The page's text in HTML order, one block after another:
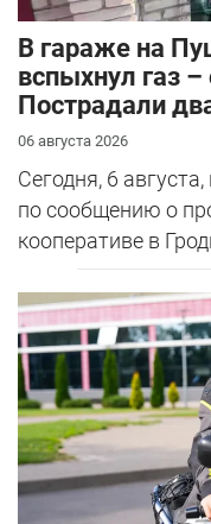
В гараже на
вспыхнул газ
Пострадали
06 августа 2026
Сегодня, 6
по сообщению о
кооперативе в